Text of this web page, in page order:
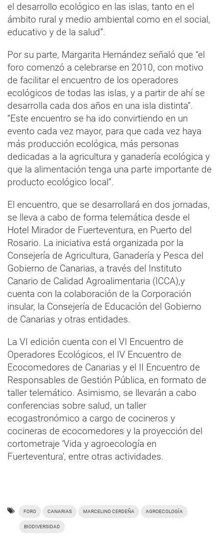
el desarrollo ecológico en las islas, tanto en el
ámbito rural y medio ambiental como en el social,
educativo y de la salud”.
Por su parte, Margarita Hernández señaló que “el
foro comenzó a celebrarse en 2010, con motivo
de facilitar el encuentro de los operadores
ecológicos de todas las islas, y a partir de ahí se
desarrolla cada dos años en una isla distinta”.
“Este encuentro se ha ido convirtiendo en un
evento cada vez mayor, para que cada vez haya
más producción ecológica, más personas
dedicadas a la agricultura y ganadería ecológica y
que la alimentación tenga una parte importante de
producto ecológico local”.
El encuentro, que se desarrollará en dos jornadas,
se lleva a cabo de forma telemática desde el
Hotel Mirador de Fuerteventura, en Puerto del
Rosario. La iniciativa está organizada por la
Consejería de Agricultura, Ganadería y Pesca del
Gobierno de Canarias, a través del Instituto
Canario de Calidad Agroalimentaria (ICCA),y
cuenta con la colaboración de la Corporación
insular, la Consejería de Educación del Gobierno
de Canarias y otras entidades.
La VI edición cuenta con el VI Encuentro de
Operadores Ecológicos, el IV Encuentro de
Ecocomedores de Canarias y el II Encuentro de
Responsables de Gestión Pública, en formato de
taller telemático. Asimismo, se llevarán a cabo
conferencias sobre salud, un taller
ecogastronómico a cargo de cocineros y
cocineras de ecocomedores y la proyección del
cortometraje ‘Vida y agroecología en
Fuerteventura’, entre otras actividades.
FORO CANARIAS MARCELINO CERDEÑA AGROECOLOGÍA
BIODIVERSIDAD